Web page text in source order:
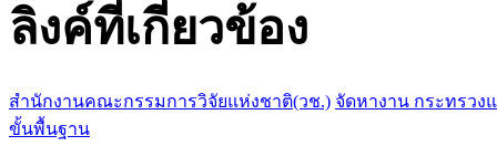
ลิงค์ที่เกี่ยวข้อง
สำนักงานคณะกรรมการวิจัยแห่งชาติ(วช.) จัดหางาน กระทรวง
ขั้นพื้นฐาน